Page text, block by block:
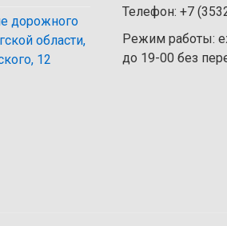
дорожного
области,
12
Телефон: +7
Режим работы:
до 19-00 без